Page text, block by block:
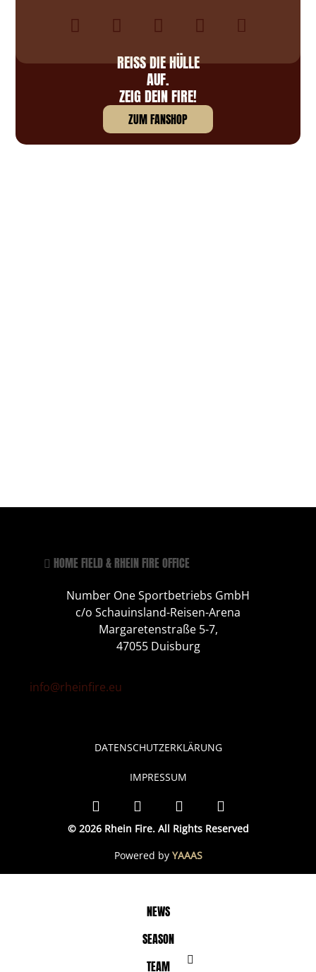
REISS DIE HÜLLE A
UF.
ZEIG DEIN FIRE!
ZUM FANSHOP
HOME FIELD & RHEIN FIRE OFFICE
Number One Sportbetriebs GmbH
c/o Schauinsland-Reisen-Arena
Margaretenstraße 5-7,
47055 Duisburg
info@rheinfire.eu
© 2026 Rhein Fire. All Rights Reserved
DATENSCHUTZERKLÄRUNG
IMPRESSUM
Powered by YAAAS
NEWS
SEASON
TEAM